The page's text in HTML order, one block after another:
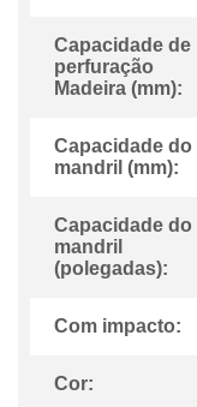
Capacidade de
perfuração
Madeira (mm):
Capacidade do
mandril (mm):
Capacidade do
mandril
(polegadas):
Com impacto:
Cor: